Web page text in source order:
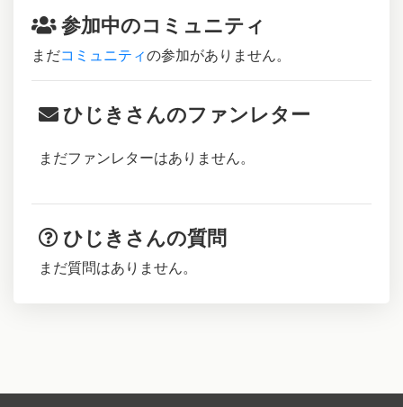
参加中のコミュニティ
まだコミュニティの参加がありません。
ひじきさんのファンレター
まだファンレターはありません。
ひじきさんの質問
まだ質問はありません。